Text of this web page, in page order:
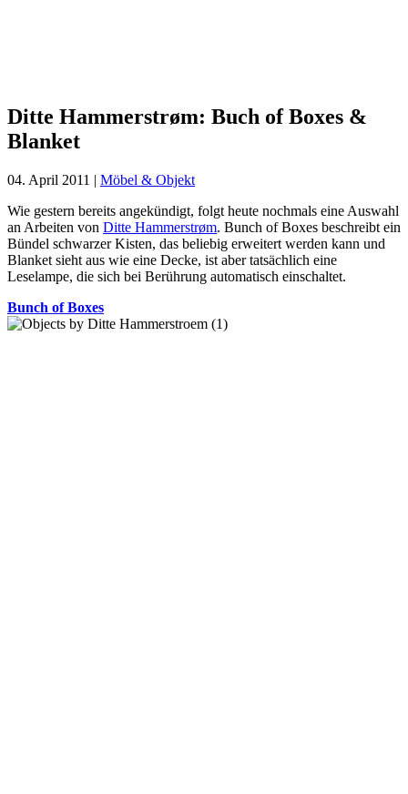
Ditte Hammerstrøm: Buch of Boxes &
Blanket
04. April 2011 | Möbel & Objekt
Wie gestern bereits angekündigt, folgt heute nochmals eine Auswahl
an Arbeiten von Ditte Hammerstrøm. Bunch of Boxes beschreibt ein
Bündel schwarzer Kisten, das beliebig erweitert werden kann und
Blanket sieht aus wie eine Decke, ist aber tatsächlich eine
Leselampe, die sich bei Berührung automatisch einschaltet.
Bunch of Boxes